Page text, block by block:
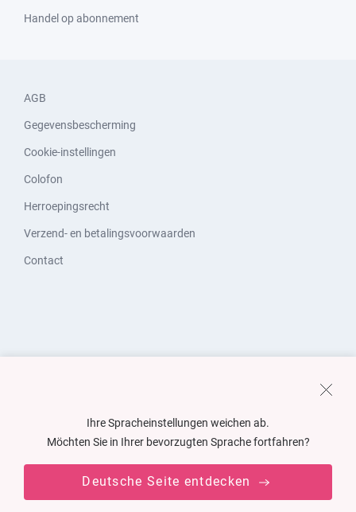
Handel op abonnement
AGB
Gegevensbescherming
Cookie-instellingen
Colofon
Herroepingsrecht
Verzend- en betalingsvoorwaarden
Contact
Ihre Spracheinstellungen weichen ab.
Möchten Sie in Ihrer bevorzugten Sprache fortfahren?
Deutsche Seite entdecken